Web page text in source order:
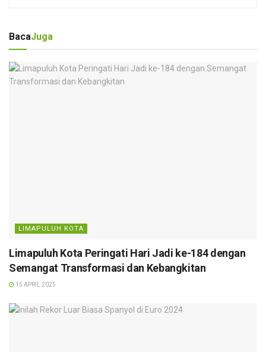
BacaJuga
LIMAPULUH KOTA
Limapuluh Kota Peringati Hari Jadi ke-184 dengan
Semangat Transformasi dan Kebangkitan
15 APRIL 2025